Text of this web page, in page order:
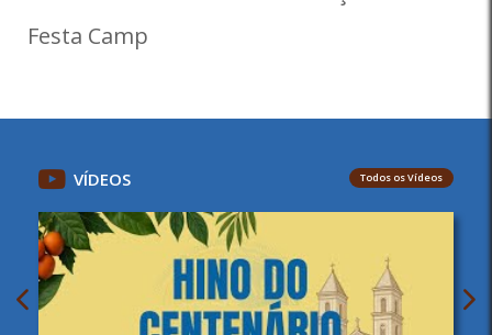
Festa Camp
VÍDEOS Todos os Vídeos